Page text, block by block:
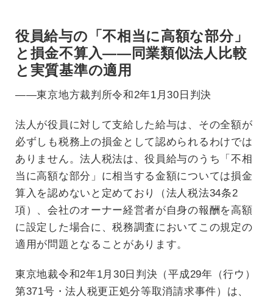
役員給与の「不相当に高額な部分」
と損金不算入――同業類似法人比較
と実質基準の適用
――東京地方裁判所令和2年1月30日判決
法人が役員に対して支給した給与は、その全額が
必ずしも税務上の損金として認められるわけでは
ありません。法人税法は、役員給与のうち「不相
当に高額な部分」に相当する金額については損金
算入を認めないと定めており（法人税法34条2
項）、会社のオーナー経営者が自身の報酬を高額
に設定した場合に、税務調査においてこの規定の
適用が問題となることがあります。
東京地裁令和2年1月30日判決（平成29年（行ウ）
第371号・法人税更正処分等取消請求事件）は、